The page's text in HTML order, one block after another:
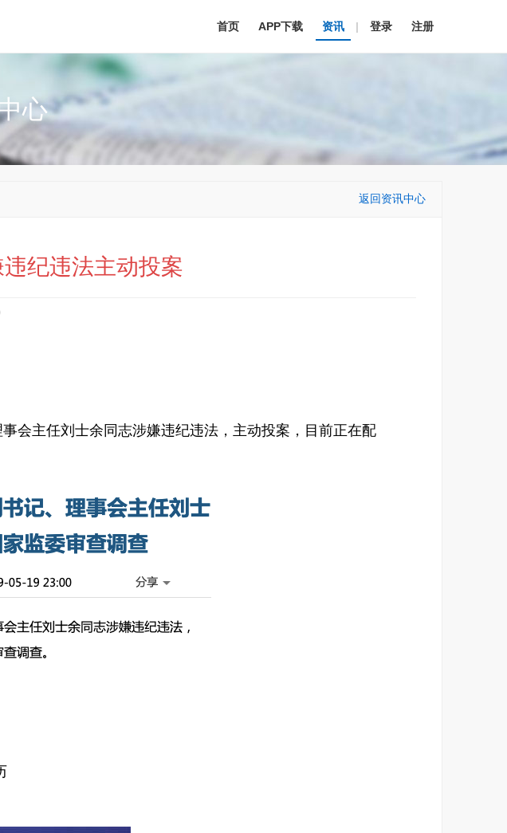
首页 APP下载 资讯 | 登录 注册
心
返回资讯中心
纪违法主动投案
会主任刘士余同志涉嫌违纪违法，主动投案，目前正在配